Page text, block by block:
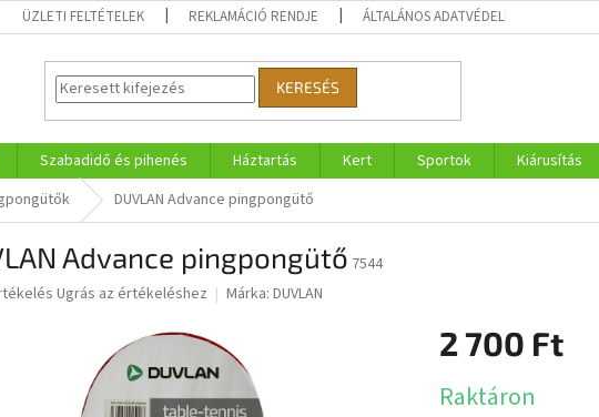
ÜZLETI FELTÉTELEK REKLAMÁCIÓ RENDJE ÁLTALÁNOS ADATVÉDELMI SZABÁLYOZÁS
KERESÉS
Szabadidő és pihenés Háztartás Kert Sportok Kiárusítás
DUVLAN Advance pingpongütő
Advance pingpongütő 7544
Ugrás az értékeléshez Márka: DUVLAN
2 700 Ft
Raktáron